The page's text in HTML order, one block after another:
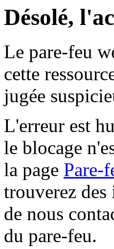
Désolé,
Le pare-feu
cette
jugée
L'erreur est
le blocage
la page Pare-
trouverez
de nous
du pare-feu.